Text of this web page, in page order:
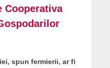
Cooperativa
spun fermierii, ar fi